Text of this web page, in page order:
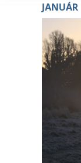
JANUÁR